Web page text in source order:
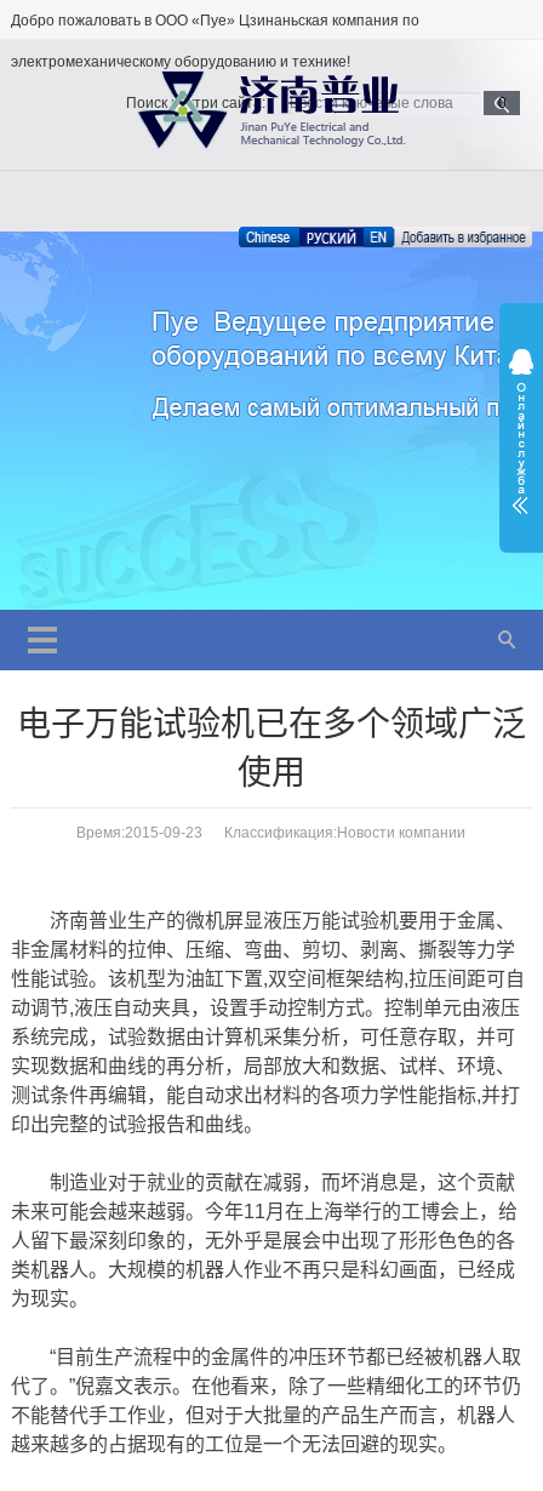
Добро пожаловать в ООО «Пуе» Цзинаньская компания по
электромеханическому оборудованию и технике!
Поиск внутри сайта:
电子万能试验机已在多个领域广泛
使用
Время:2015-09-23 Классификация:Новости компании
济南普业生产的微机屏显液压万能试验机要用于金属、
非金属材料的拉伸、压缩、弯曲、剪切、剥离、撕裂等力学
性能试验。该机型为油缸下置,双空间框架结构,拉压间距可自
动调节,液压自动夹具，设置手动控制方式。控制单元由液压
系统完成，试验数据由计算机采集分析，可任意存取，并可
实现数据和曲线的再分析，局部放大和数据、试样、环境、
测试条件再编辑，能自动求出材料的各项力学性能指标,并打
印出完整的试验报告和曲线。
制造业对于就业的贡献在减弱，而坏消息是，这个贡献
未来可能会越来越弱。今年11月在上海举行的工博会上，给
人留下最深刻印象的，无外乎是展会中出现了形形色色的各
类机器人。大规模的机器人作业不再只是科幻画面，已经成
为现实。
“目前生产流程中的金属件的冲压环节都已经被机器人取
代了。”倪嘉文表示。在他看来，除了一些精细化工的环节仍
不能替代手工作业，但对于大批量的产品生产而言，机器人
越来越多的占据现有的工位是一个无法回避的现实。